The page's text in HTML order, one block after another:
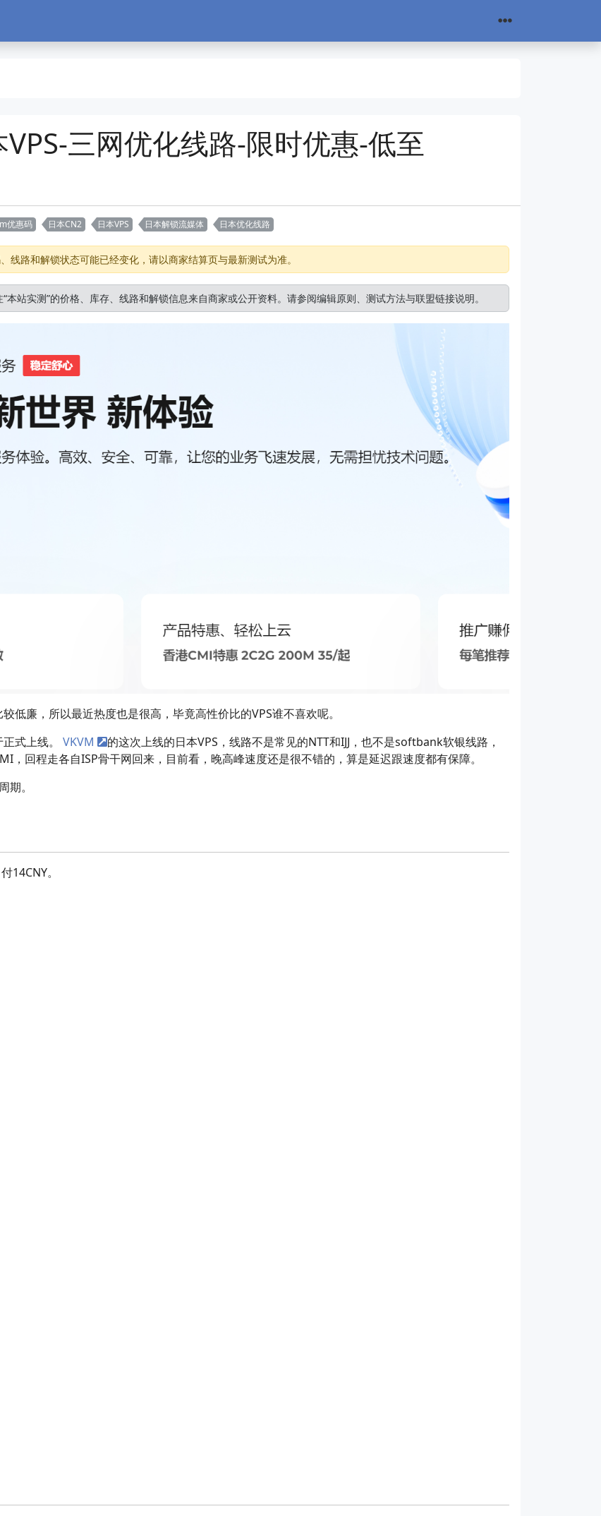
三网优化线路-限时优惠-低至
优惠码 日本CN2 日本VPS 日本解锁流媒体 日本优化线路
路和解锁状态可能已经变化，请以商家结算页与最新测试为准。
站实测”的价格、库存、线路和解锁信息来自商家或公开资料。请参阅编辑原则、 测试方法与联盟链接说明。
低廉，所以最近热度也是很高，毕竟高性价比的VPS谁不喜欢呢。
式上线。 VKVM
的这次上线的日本VPS，线路不是常见的NTT和IJJ，也不是softbank软银线路，
回程走各自ISP骨干网回来，目前看，晚高峰速度还是很不错的，算是延迟跟速度都有保障。
。
14CNY。